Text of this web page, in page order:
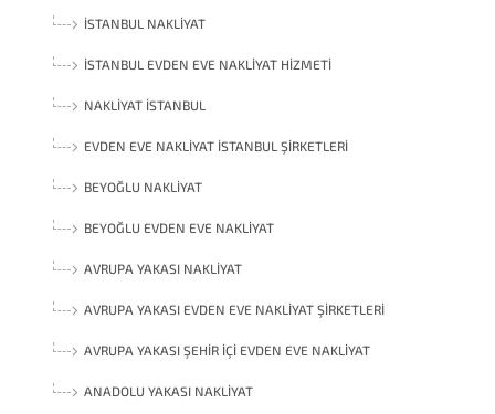
İSTANBUL NAKLIYAT
İSTANBUL EVDEN EVE NAKLIYAT HIZMETI
NAKLIYAT İSTANBUL
EVDEN EVE NAKLIYAT İSTANBUL ŞIRKETLERI
BEYOĞLU NAKLIYAT
BEYOĞLU EVDEN EVE NAKLIYAT
AVRUPA YAKASI NAKLIYAT
AVRUPA YAKASI EVDEN EVE NAKLIYAT ŞIRKETLERI
AVRUPA YAKASI ŞEHIR İÇI EVDEN EVE NAKLIYAT
ANADOLU YAKASI NAKLIYAT